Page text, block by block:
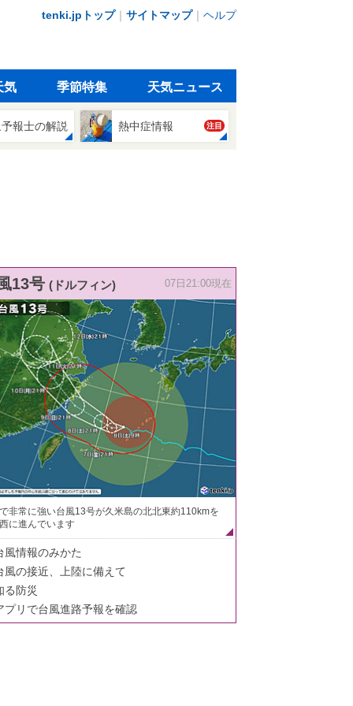
tenki.jpトップ｜ サイトマップ｜ ヘルプ
気 季節特集 天気ニュース
報士の解説 熱中症情報 注目
13号 (ドルフィン) 07日21:00現在
非常に強い台風13号が久米島の北北東約110kmを
に進んでいます
風情報のみかた
風の接近、上陸に備えて
る防災
プリで台風進路予報を確認